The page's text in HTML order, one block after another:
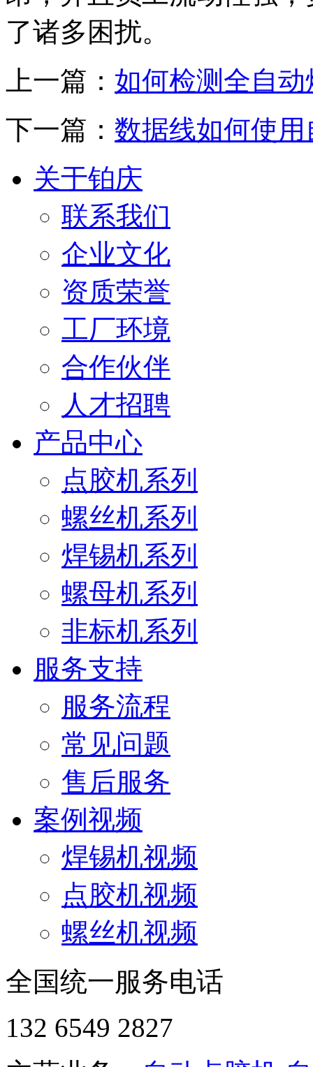
了诸多困扰。
上一篇： 如何检测全自
下一篇： 数据线如何使
关于铂庆
联系我们
企业文化
资质荣誉
工厂环境
合作伙伴
人才招聘
产品中心
点胶机系列
螺丝机系列
焊锡机系列
螺母机系列
非标机系列
服务支持
服务流程
常见问题
售后服务
案例视频
焊锡机视频
点胶机视频
螺丝机视频
全国统一服务电话
132 6549 2827